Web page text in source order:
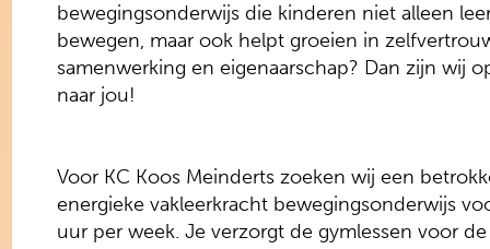
bewegingsonderwijs die kinderen niet alleen
bewegen, maar ook helpt groeien in
samenwerking en eigenaarschap? Dan zijn wij
naar jou!
Voor KC Koos Meinderts zoeken wij een
energieke vakleerkracht bewegingsonderwijs
uur per week. Je verzorgt de gymlessen voor de